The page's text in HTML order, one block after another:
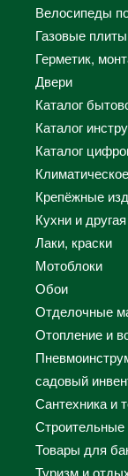
Велосипеды
Газовые
Герметик,
Двери
Каталог
Каталог
Каталог
Крепёжные
Кухни и
Лаки, краски
Мотоблоки
Обои
Отделочные
Отопление и
садовый
Сантехника и
Товары для